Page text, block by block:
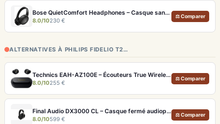
Bose QuietComfort Headphones – Casque sans fil à réduction de bruit légendaire
8.0/10230 €
⚖ Comparer
ALTERNATIVES À PHILIPS FIDELIO T2…
Technics EAH-AZ100E – Écouteurs True Wireless Hi-Res avec ANC adaptative et Dolby Atmos
8.0/10255 €
⚖ Comparer
Final Audio DX3000 CL – Casque fermé audiophile 4.4mm symétrique
8.0/10599 €
⚖ Comparer